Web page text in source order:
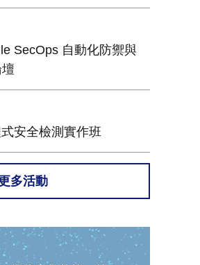
SecOps 自動化防禦與
安全檢測實作班
多活動